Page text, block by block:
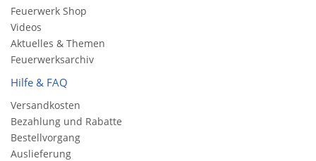
Feuerwerk Shop
Videos
Aktuelles & Themen
Feuerwerksarchiv
Hilfe & FAQ
Versandkosten
Bezahlung und Rabatte
Bestellvorgang
Auslieferung